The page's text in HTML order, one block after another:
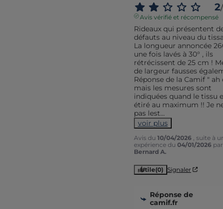
2/
Avis vérifié et récompensé
Rideaux qui présentent
défauts au niveau du
La longueur annoncée
une fois lavés à 30° , ils
rétrécissent de 25 cm !
de largeur fausses
Réponse de la Camif " ah
mais les mesures sont
indiquées quand le tissu
étiré au maximum !! Je
pas lest...
voir plus
Avis du 10/04/2026
, suite à
expérience du 04/01/2026 par
Bernard A.
Utile(0) Signaler
Réponse de
camif.fr